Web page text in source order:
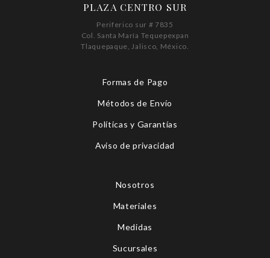
PLAZA CENTRO SUR
Periferico sur # 7835
Col. Santa María Tequepexpan
Tlaquepaque, Jalisco, México.
Formas de Pago
Métodos de Envío
Políticas y Garantías
Aviso de privacidad
Nosotros
Materiales
Medidas
Sucursales